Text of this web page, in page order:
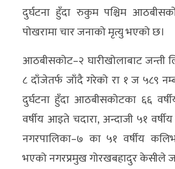
अर्थ/
वाणिज्य
मनाेरञ्जन
विज्ञान
प्रविधि
अन्तरर्वार्ता
विचार/
दुर्घटना हुँदा रुकुम पश्चिम
पोखरामा चार जनाको मृत्यु भएको छ।
आठबीसकोट–२ घारीखोलाबाट जन्ती
८ दाँजेतर्फ जाँदै गरेको रा १ ज ५८९
दुर्घटना हुँदा आठबीसकोटका ६६
वर्षीय आइते चदारा, अन्दाजी ५१
नगरपालिका–७ का ५१ वर्षीय
भएको नगरप्रमुख गोरखबहादुर केसीले